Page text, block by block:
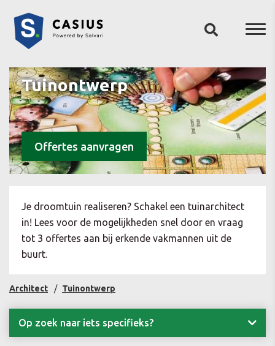
Tuinontwerp
Offertes aanvragen
Je droomtuin realiseren? Schakel een tuinarchitect
in! Lees voor de mogelijkheden snel door en vraag
tot 3 offertes aan bij erkende vakmannen uit de
buurt.
Architect Tuinontwerp
Op zoek naar iets specifieks?